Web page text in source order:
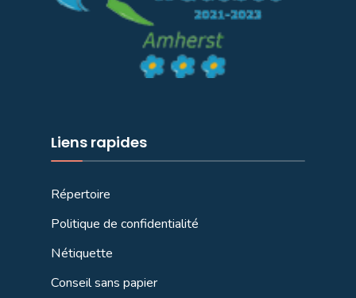
Liens rapides
Répertoire
Politique de confidentialité
Nétiquette
Conseil sans papier